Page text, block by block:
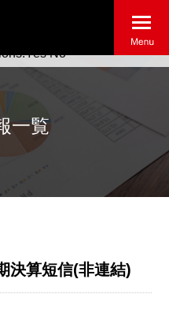
一覧
決算短信(非連結)
activities? We take your
our privacy policy for details
Yes No